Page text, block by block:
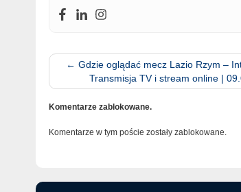
← Gdzie oglądać mecz Lazio Rzym –
Transmisja TV i stream online |
Komentarze zablokowane.
Komentarze w tym poście zostały zablokowane.